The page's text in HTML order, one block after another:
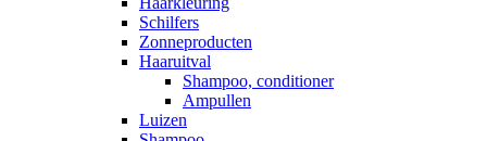
Schilfers
Zonneproducten
Haaruitval
Shampoo, conditioner
Ampullen
Luizen